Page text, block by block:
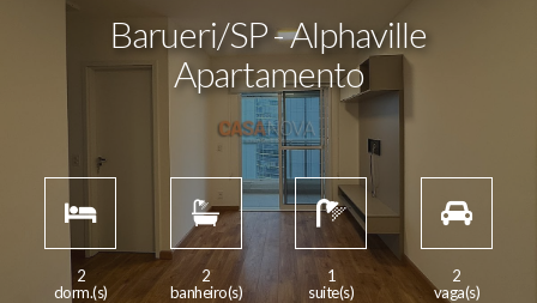
Barueri/SP - Alphaville
Apartamento
2
dorm.(s)
2
banheiro(s)
1
suite(s)
2
vaga(s)